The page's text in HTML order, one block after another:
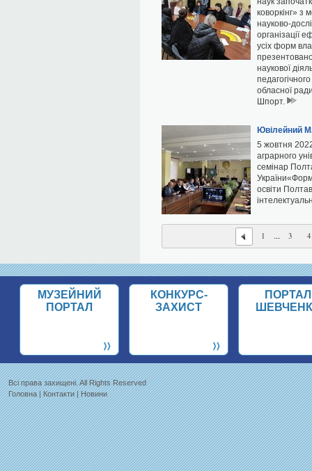
коворкінг» з
науково-
організації
усіх форм
наукової
обласної
Шпорт.
Ювілейний
5 жовтня
аграрного
семінар
освіти
1 ... 3 4
МУЗЕЙНИЙ
ПОРТАЛ
КОНКУРС-
ЗАХИСТ
ПОРТАЛ
Всi права захищенi. All Rights Reserved
Головна |Контакти |Новини